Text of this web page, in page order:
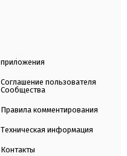
приложения
Соглашение пользователя
Сообщества
Правила комментирования
Техническая информация
Контакты